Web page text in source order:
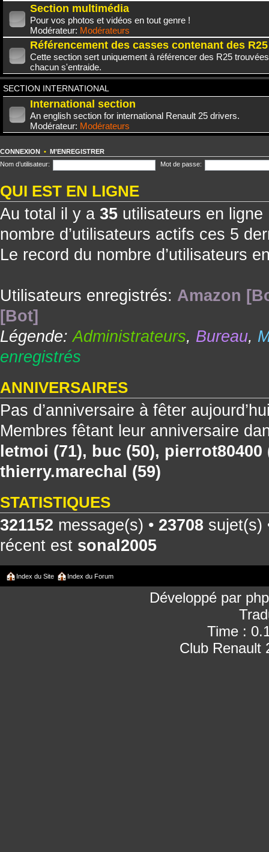
Section multimédia
Pour vos photos et vidéos en tout genre !
Modérateur: Modérateurs
Référencement des casses contenant des R25
Cette section sert uniquement à référencer des R25
chacun s'entraide.
SECTION INTERNATIONAL
International section
An english section for international Renault 25 drivers.
Modérateur: Modérateurs
CONNEXION • M’ENREGISTRER
Nom d’utilisateur:
Mot de passe:
QUI EST EN LIGNE
Au total il y a 35 utilisateurs en
nombre d’utilisateurs actifs ces 5
Le record du nombre d’utilisateurs
Utilisateurs enregistrés: Amazon
[Bot]
Légende:Administrateurs, Bureau,
enregistrés
ANNIVERSAIRES
Pas d’anniversaire à fêter
Membres fêtant leur anniversaire
letmoi (71), buc (50), pierrot80400
thierry.marechal (59)
STATISTIQUES
321152 message(s) • 23708 sujet(s)
récent est sonal2005
Index du Site Index du Forum
Développé par
Time :
Club Renault